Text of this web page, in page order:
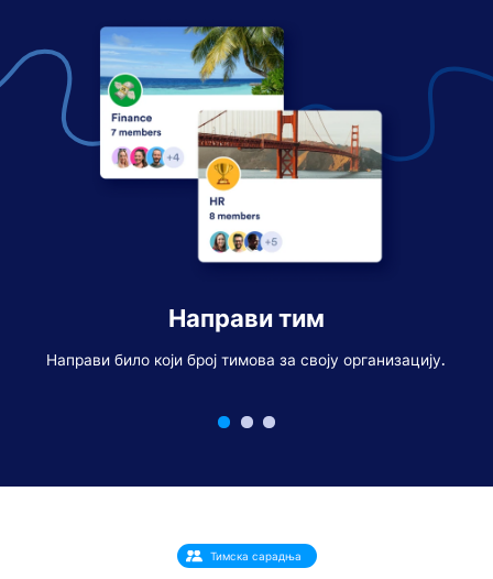
Направи тим
Направи било који број тимова за своју организацију.
Тимска сарадња